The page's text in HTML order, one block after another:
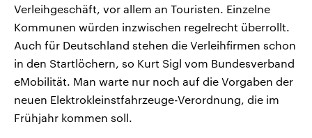
Verleihgeschäft, vor allem an Touristen. Einzelne
Kommunen würden inzwischen regelrecht überrollt.
Auch für Deutschland stehen die Verleihfirmen schon
in den Startlöchern, so Kurt Sigl vom Bundesverband
eMobilität. Man warte nur noch auf die Vorgaben der
neuen Elektrokleinstfahrzeuge-Verordnung, die im
Frühjahr kommen soll.